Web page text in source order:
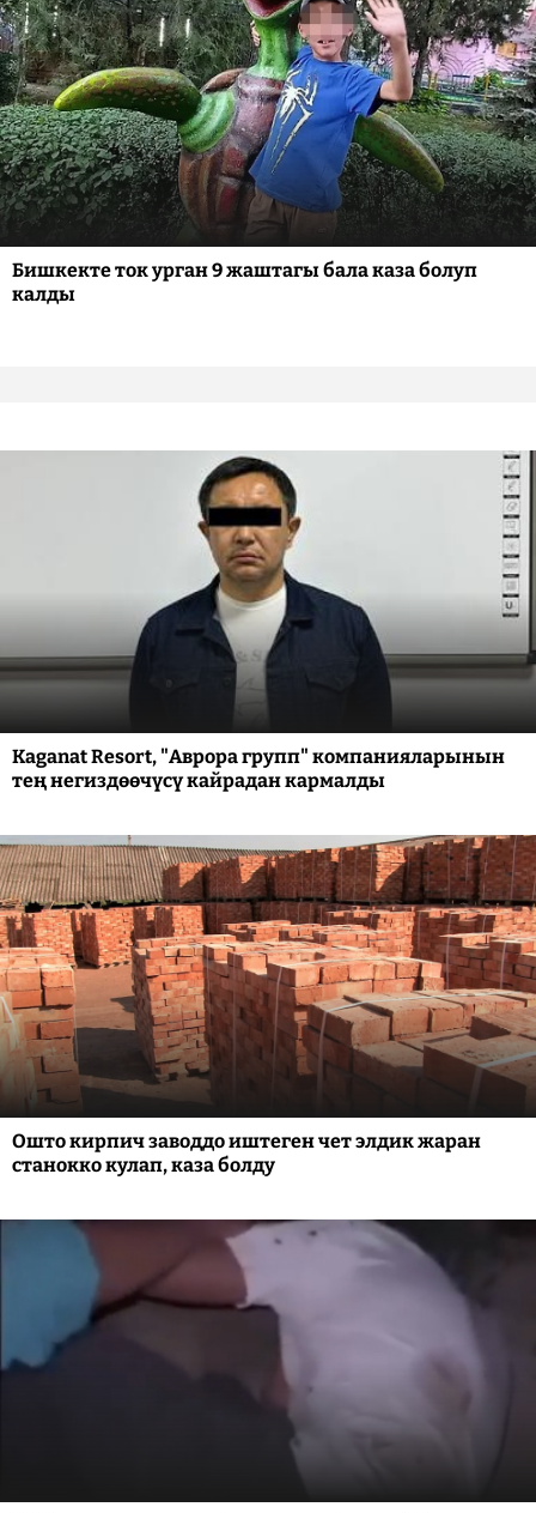
Бишкекте ток урган 9 жаштагы бала каза болуп
калды
Kaganat Resort, "Аврора групп" компанияларынын
тең негиздөөчүсү кайрадан кармалды
Ошто кирпич заводдо иштеген чет элдик жаран
станокко кулап, каза болду